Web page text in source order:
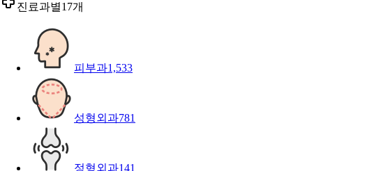
진료과별17개
피부과1,533
성형외과781
정형외과141